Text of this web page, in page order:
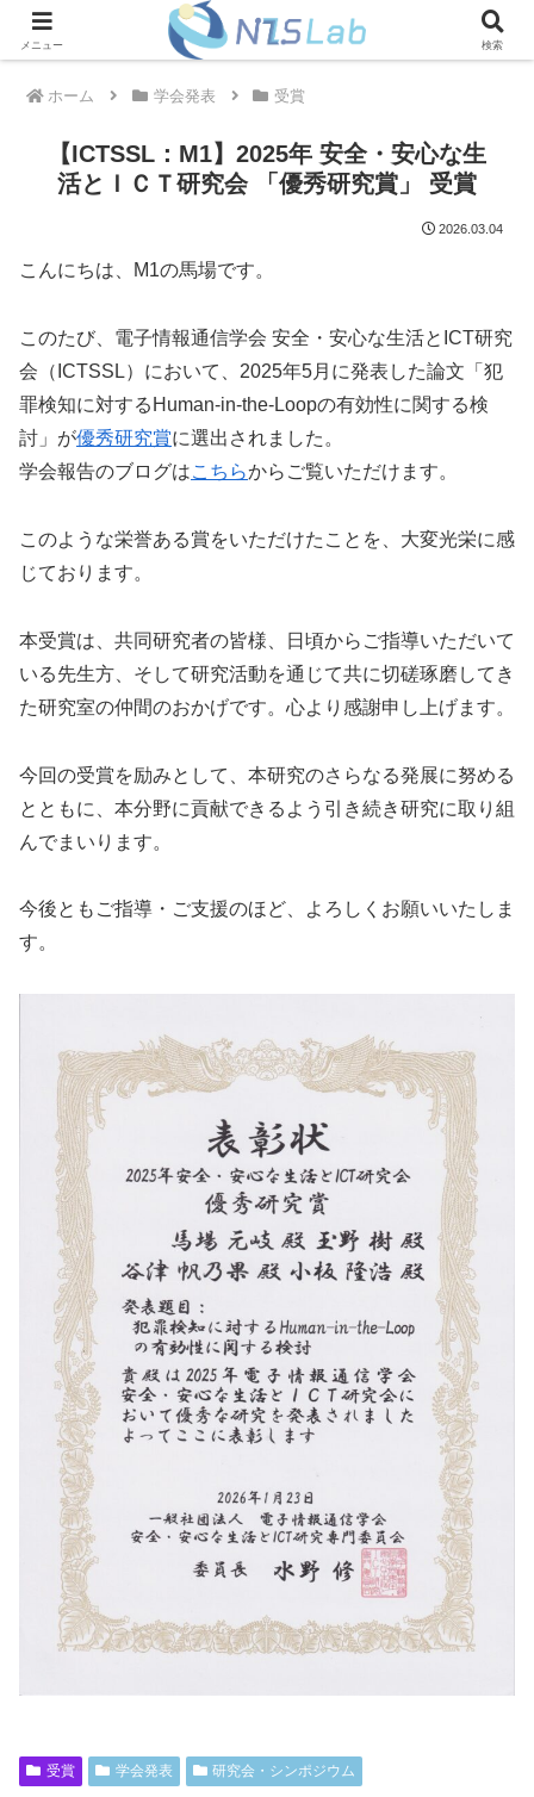
ホーム 学会発表 受賞
【ICTSSL：M1】2025年 安全・安心な生
活とＩＣＴ研究会 「優秀研究賞」 受賞
2026.03.04
こんにちは、M1の馬場です。
このたび、電子情報通信学会 安全・安心な生活とICT研究
会（ICTSSL）において、2025年5月に発表した論文「犯
罪検知に対するHuman-in-the-Loopの有効性に関する検
討」が優秀研究賞に選出されました。
学会報告のブログはこちらからご覧いただけます。
このような栄誉ある賞をいただけたことを、大変光栄に感
じております。
本受賞は、共同研究者の皆様、日頃からご指導いただいて
いる先生方、そして研究活動を通じて共に切磋琢磨してき
た研究室の仲間のおかげです。心より感謝申し上げます。
今回の受賞を励みとして、本研究のさらなる発展に努める
とともに、本分野に貢献できるよう引き続き研究に取り組
んでまいります。
今後ともご指導・ご支援のほど、よろしくお願いいたしま
す。
受賞 学会発表 研究会・シンポジウム
メニュー 検索